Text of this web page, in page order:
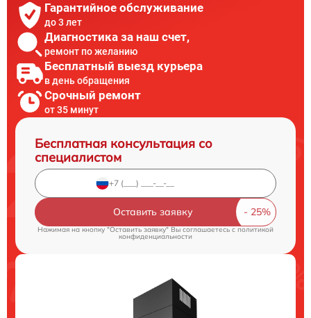
Гарантийное обслуживание
до 3 лет
Диагностика за наш счет,
ремонт по желанию
Бесплатный выезд курьера
в день обращения
Срочный ремонт
от 35 минут
Бесплатная консультация со
специалистом
Оставить заявку
Нажимая на кнопку "Оставить заявку" Вы соглашаетесь cполитикой
конфиденциальности